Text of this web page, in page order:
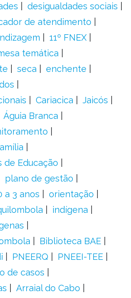
desigualdades sociais
de atendimento
11º FNEX
temática
seca
enchente
Cariacica
Jaicós
Águia Branca
de Educação
plano de gestão
a 3 anos
orientação
indígena
Biblioteca BAE
PNEERQ
PNEEI-TEE
de casos
Arraial do Cabo